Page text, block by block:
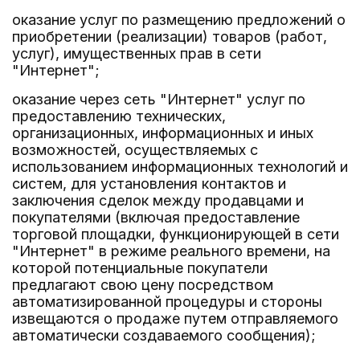
оказание услуг по размещению предложений о
приобретении (реализации) товаров (работ,
услуг), имущественных прав в сети
"Интернет";
оказание через сеть "Интернет" услуг по
предоставлению технических,
организационных, информационных и иных
возможностей, осуществляемых с
использованием информационных технологий и
систем, для установления контактов и
заключения сделок между продавцами и
покупателями (включая предоставление
торговой площадки, функционирующей в сети
"Интернет" в режиме реального времени, на
которой потенциальные покупатели
предлагают свою цену посредством
автоматизированной процедуры и стороны
извещаются о продаже путем отправляемого
автоматически создаваемого сообщения);